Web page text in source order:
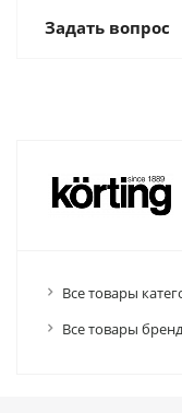
Задать вопрос
Все товары
Все товары